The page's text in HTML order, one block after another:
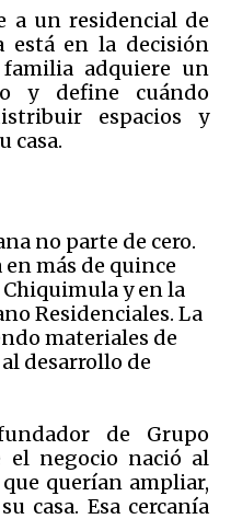
a un residencial de
está en la decisión
adquiere un
y define cuándo
espacios y
casa.
no parte de cero.
en más de quince
Chiquimula y en la
Residenciales. La
materiales de
desarrollo de
de Grupo
el negocio nació al
querían ampliar,
casa. Esa cercanía